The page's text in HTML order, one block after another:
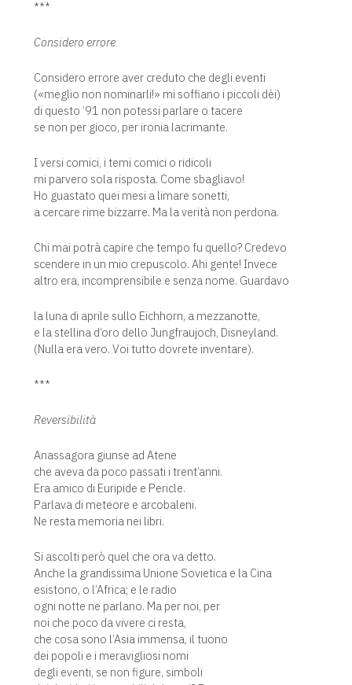
***
Considero errore
Considero errore aver creduto che degli eventi
(«meglio non nominarli!» mi soffiano i piccoli dèi)
di questo ’91 non potessi parlare o tacere
se non per gioco, per ironia lacrimante.
I versi comici, i temi comici o ridicoli
mi parvero sola risposta. Come sbagliavo!
Ho guastato quei mesi a limare sonetti,
a cercare rime bizzarre. Ma la verità non perdona.
Chi mai potrà capire che tempo fu quello? Credevo
scendere in un mio crepuscolo. Ahi gente! Invece
altro era, incomprensibile e senza nome. Guardavo
la luna di aprile sullo Eichhorn, a mezzanotte,
e la stellina d’oro dello Jungfraujoch, Disneyland.
(Nulla era vero. Voi tutto dovrete inventare).
***
Reversibilità
Anassagora giunse ad Atene
che aveva da poco passati i trent’anni.
Era amico di Euripide e Pericle.
Parlava di meteore e arcobaleni.
Ne resta memoria nei libri.
Si ascolti però quel che ora va detto.
Anche la grandissima Unione Sovietica e la Cina
esistono, o l’Africa; e le radio
ogni notte ne parlano. Ma per noi, per
noi che poco da vivere ci resta,
che cosa sono l’Asia immensa, il tuono
dei popoli e i meravigliosi nomi
degli eventi, se non figure, simboli